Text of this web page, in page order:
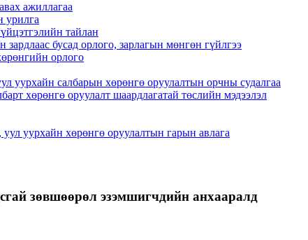
ажиллагаа
урилга
тайлан
зардлаас бусад орлого, зарлагын мөнгөн гүйлгээ
орлого
уурхайн салбарын хөрөнгө оруулалтын орчны судалгаа
хөрөнгө оруулалт шаардлагатай төслийн мэдээлэл
уурхайн хөрөнгө оруулалтын гарын авлага
зөвшөөрөл эзэмшигчдийн анхааралд